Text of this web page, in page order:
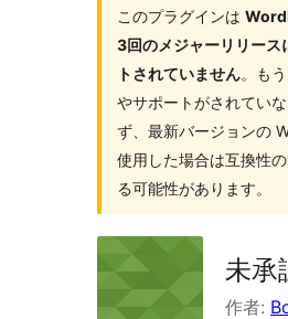
このプラグインは
3回のメジャーリリース
トされていません。も
やサポートがされてい
ず、最新バージョンの
使用した場合は互換性
る可能性があります。
未承
作者: